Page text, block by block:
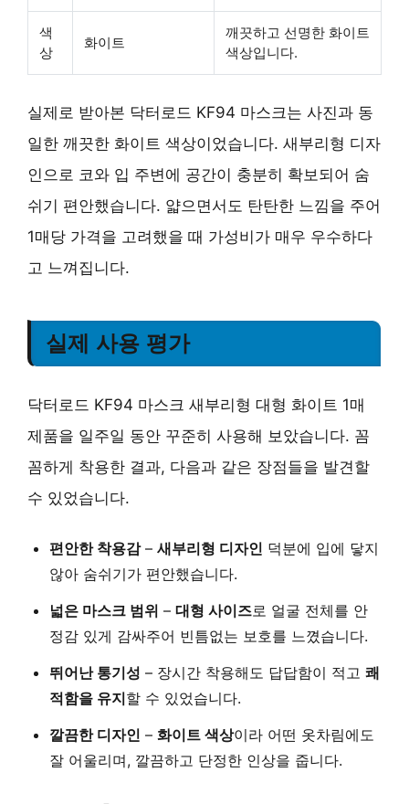
색
상
화이트
깨끗하고 선명한 화이트
색상입니다.
실제로 받아본 닥터로드 KF94 마스크는 사진과 동
일한 깨끗한 화이트 색상이었습니다. 새부리형 디자
인으로 코와 입 주변에 공간이 충분히 확보되어 숨
쉬기 편안했습니다. 얇으면서도 탄탄한 느낌을 주어
1매당 가격을 고려했을 때 가성비가 매우 우수하다
고 느껴집니다.
실제 사용 평가
닥터로드 KF94 마스크 새부리형 대형 화이트 1매
제품을 일주일 동안 꾸준히 사용해 보았습니다. 꼼
꼼하게 착용한 결과, 다음과 같은 장점들을 발견할
수 있었습니다.
편안한 착용감– 새부리형 디자인 덕분에 입에 닿지
않아 숨쉬기가 편안했습니다.
넓은 마스크 범위 – 대형 사이즈로 얼굴 전체를 안
정감 있게 감싸주어 빈틈없는 보호를 느꼈습니다.
뛰어난 통기성 – 장시간 착용해도 답답함이 적고 쾌
적함을 유지할 수 있었습니다.
깔끔한 디자인 – 화이트 색상이라 어떤 옷차림에도
잘 어울리며, 깔끔하고 단정한 인상을 줍니다.